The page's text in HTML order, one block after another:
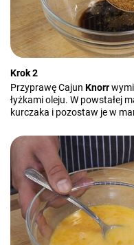
Krok 2
Przyprawę Cajun Knorr
łyżkami oleju. W powstałej
kurczaka i pozostaw je w